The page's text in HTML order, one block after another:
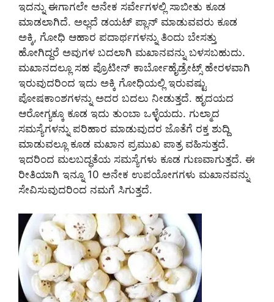
ಇದನ್ನು ಈಗಾಗಲೇ ಅನೇಕ ಸರ್ವೇಗಳಲ್ಲಿ ಸಾಬೀತು ಕೂಡ
ಮಾಡಲಾಗಿದೆ. ಅಲ್ಲದೆ ಡಯಟ್ ಪ್ಲಾನ್ ಮಾಡುವವರು ಕೂಡ
ಅಕ್ಕಿ, ಗೋಧಿ ಆಹಾರ ಪದಾರ್ಥಗಳನ್ನು ತಿಂದು ಬೇಸತ್ತು
ಹೋಗಿದ್ದರೆ ಅವುಗಳ ಬದಲಾಗಿ ಮಖಾನವನ್ನು ಬಳಸಬಹುದು.
ಮಖಾನದಲ್ಲೂ ಸಹ ಪ್ರೊಟೀನ್ ಕಾರ್ಬೋಹೈಡ್ರೇಟ್ಸ್ ಹೇರಳವಾಗಿ
ಇರುವುದರಿಂದ ಇದು ಅಕ್ಕಿ ಗೋಧಿಯಲ್ಲಿ ಇರುವಷ್ಟು
ಪೋಷಕಾಂಶಗಳನ್ನು ಅದರ ಬದಲು ನೀಡುತ್ತದೆ. ಹೃದಯದ
ಆರೋಗ್ಯಕ್ಕೂ ಕೂಡ ಇದು ತುಂಬಾ ಒಳ್ಳೆಯದು. ಗುಲ್ಮಾದ
ಸಮಸ್ಯೆಗಳನ್ನು ಪರಿಹಾರ ಮಾಡುವುದರ ಜೊತೆಗೆ ರಕ್ತ ಶುದ್ದಿ
ಮಾಡುವಲ್ಲೂ ಕೂಡ ಮಖಾನ ಪ್ರಮುಖ ಪಾತ್ರ ವಹಿಸುತ್ತದೆ.
ಇದರಿಂದ ಮಲಬದ್ಧತೆಯ ಸಮಸ್ಯೆಗಳು ಕೂಡ ಗುಣವಾಗುತ್ತದೆ. ಈ
ರೀತಿಯಾಗಿ ಇನ್ನೂ 10 ಅನೇಕ ಉಪಯೋಗಗಳು ಮಖಾನವನ್ನು
ಸೇವಿಸುವುದರಿಂದ ನಮಗೆ ಸಿಗುತ್ತದೆ.